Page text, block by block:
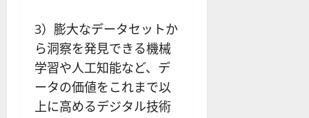
3）膨大なデータセットか
ら洞察を発見できる機械
学習や人工知能など、デ
ータの価値をこれまで以
上に高めるデジタル技術